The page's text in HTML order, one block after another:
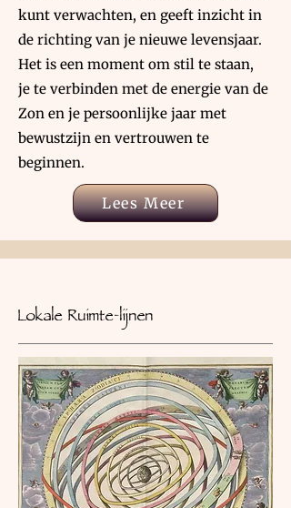
kunt verwachten, en geeft inzicht in
de richting van je nieuwe levensjaar.
Het is een moment om stil te staan,
je te verbinden met de energie van de
Zon en je persoonlijke jaar met
bewustzijn en vertrouwen te
beginnen.
Lees Meer
Lokale Ruimte-lijnen